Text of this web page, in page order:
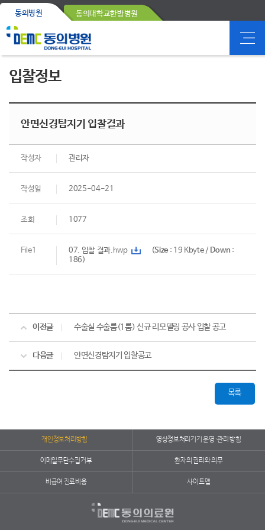
동의병원 동의대학교한방병원
입찰정보
안면신경탐지기 입찰결과
작성자 관리자
작성일 2025-04-21
조회 1077
File1 07. 입찰 결과.hwp (Size: 19 Kbyte / Down :
186)
이전글 수술실 수술룸(1룸) 신규 리모델링 공사 입찰 공고
다음글 안면신경탐지기 입찰공고
목록
개인정보처리방침 영상정보처리기기 운영·관리 방침
이메일무단수집거부 환자의 권리와 의무
비급여 진료비용 사이트맵